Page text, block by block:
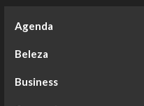
Agenda
Beleza
Business